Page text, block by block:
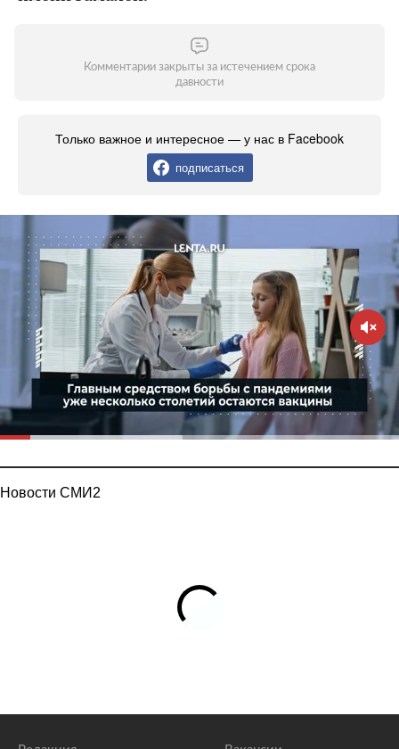
Комментарии закрыты за истечением срока
давности
Только важное и интересное — у нас в Facebook
подписаться
Новости СМИ2